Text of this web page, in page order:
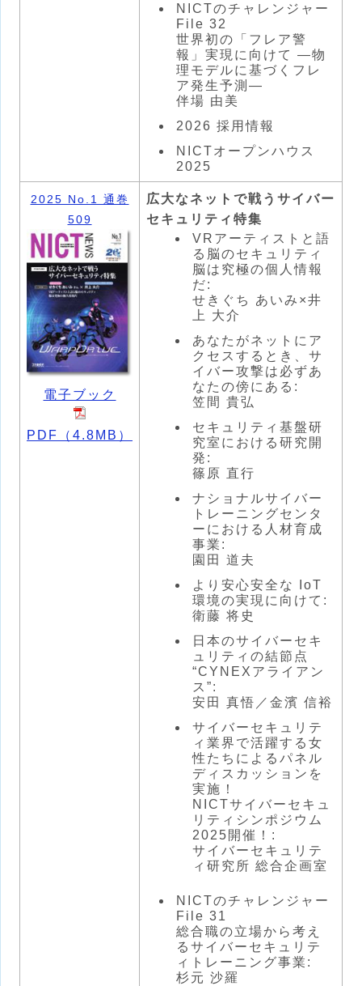
NICTのチャレンジャー
File 32
世界初の「フレア警
報」実現に向けて —物
理モデルに基づくフレ
ア発生予測—
伴場 由美
2026 採用情報
NICTオープンハウス
2025
2025 No.1 通巻
509
電子ブック
PDF（4.8MB）
広大なネットで戦うサイバー
セキュリティ特集
VRアーティストと語
る脳のセキュリティ
脳は究極の個人情報
だ:
せきぐち あいみ×井
上 大介
あなたがネットにア
クセスするとき、サ
イバー攻撃は必ずあ
なたの傍にある:
笠間 貴弘
セキュリティ基盤研
究室における研究開
発:
篠原 直行
ナショナルサイバー
トレーニングセンタ
ーにおける人材育成
事業:
園田 道夫
より安心安全な IoT
環境の実現に向けて:
衛藤 将史
日本のサイバーセキ
ュリティの結節点
“CYNEXアライアン
ス”:
安田 真悟／金濱 信裕
サイバーセキュリテ
ィ業界で活躍する女
性たちによるパネル
ディスカッションを
実施！
NICTサイバーセキュ
リティシンポジウム
2025開催！:
サイバーセキュリテ
ィ研究所 総合企画室
NICTのチャレンジャー
File 31
総合職の立場から考え
るサイバーセキュリテ
ィトレーニング事業:
杉元 沙羅